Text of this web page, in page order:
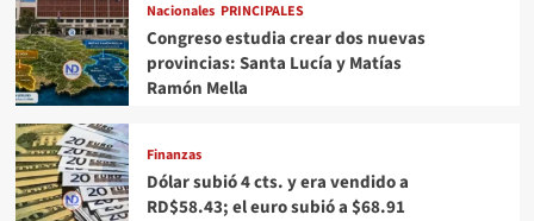
Nacionales PRINCIPALES
Congreso estudia crear dos nuevas
provincias: Santa Lucía y Matías
Ramón Mella
Finanzas
Dólar subió 4 cts. y era vendido a
RD$58.43; el euro subió a $68.91